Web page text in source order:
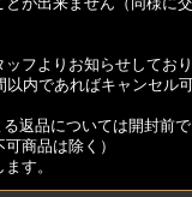
が出来ません（同様に
フよりお知らせしてお
内であればキャンセル
返品については開封前
商品は除く）
す。